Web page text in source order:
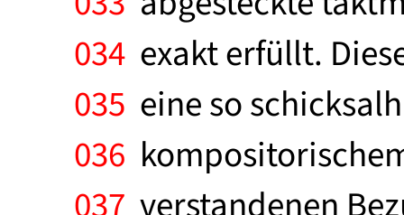
034 exakt erfüllt.
035 eine so
036